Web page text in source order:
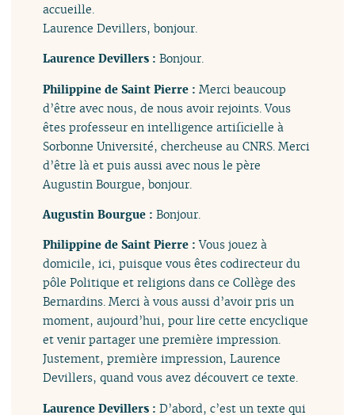
accueille.
Laurence Devillers, bonjour.
Laurence Devillers :Bonjour.
Philippine de Saint Pierre :Merci beaucoup
d’être avec nous, de nous avoir rejoints. Vous
êtes professeur en intelligence artificielle à
Sorbonne Université, chercheuse au CNRS. Merci
d’être là et puis aussi avec nous le père
Augustin Bourgue, bonjour.
Augustin Bourgue :Bonjour.
Philippine de Saint Pierre :Vous jouez à
domicile, ici, puisque vous êtes codirecteur du
pôle Politique et religions dans ce Collège des
Bernardins. Merci à vous aussi d’avoir pris un
moment, aujourd’hui, pour lire cette encyclique
et venir partager une première impression.
Justement, première impression, Laurence
Devillers, quand vous avez découvert ce texte.
Laurence Devillers :D’abord, c’est un texte qui